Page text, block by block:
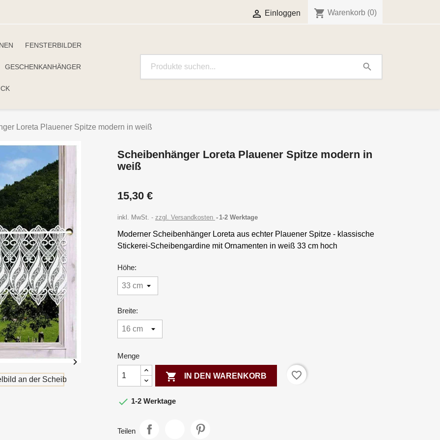
 Einloggen shopping_cart Warenkorb (0)
FENSTERBILDER
GESCHENKANHÄNGER search
Loreta Plauener Spitze modern in weiß

Scheibenhänger Loreta Plauener Spitze modern in
weiß
15,30 €
inkl. MwSt. zzgl. Versandkosten 1-2 Werktage
Moderner Scheibenhänger Loreta aus echter Plauener Spitze - klassische
Stickerei-Scheibengardine mit Ornamenten in weiß 33 cm hoch
Höhe:
Breite:
Menge
 IN DEN WARENKORB favorite_border
 1-2 Werktage
Teilen